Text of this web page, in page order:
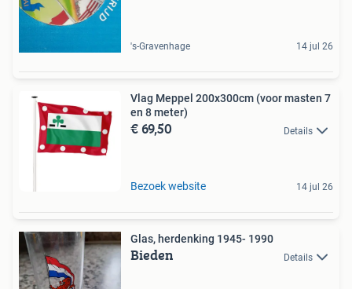
's-Gravenhage 14 jul 26
Vlag Meppel 200x300cm (voor masten 7
en 8 meter)
€ 69,50 Details
Bezoek website 14 jul 26
Glas, herdenking 1945- 1990
Bieden Details